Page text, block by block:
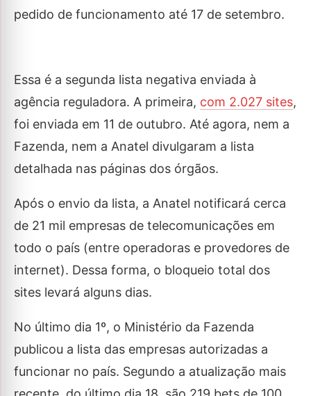
pedido de funcionamento até 17 de setembro.
Essa é a segunda lista negativa enviada à
agência reguladora. A primeira, com 2.027 sites,
foi enviada em 11 de outubro. Até agora, nem a
Fazenda, nem a Anatel divulgaram a lista
detalhada nas páginas dos órgãos.
Após o envio da lista, a Anatel notificará cerca
de 21 mil empresas de telecomunicações em
todo o país (entre operadoras e provedores de
internet). Dessa forma, o bloqueio total dos
sites levará alguns dias.
No último dia 1º, o Ministério da Fazenda
publicou a lista das empresas autorizadas a
funcionar no país. Segundo a atualização mais